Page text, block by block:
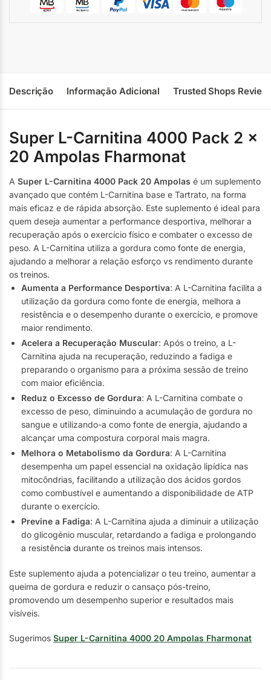
Descrição Informação Adicional Trusted Shops
Super L-Carnitina 4000 Pack 2 x
20 Ampolas Fharmonat
A Super L-Carnitina 4000 Pack 20 Ampolas é um suplemento
avançado que contém L-Carnitina base e Tartrato, na forma
mais eficaz e de rápida absorção. Este suplemento é ideal para
quem deseja aumentar a performance desportiva, melhorar a
recuperação após o exercício físico e combater o excesso de
peso. A L-Carnitina utiliza a gordura como fonte de energia,
ajudando a melhorar a relação esforço vs rendimento durante
os treinos.
Aumenta a Performance Desportiva: A L-Carnitina facilita a
utilização da gordura como fonte de energia, melhora a
resistência e o desempenho durante o exercício, e promove
maior rendimento.
Acelera a Recuperação Muscular: Após o treino, a L-
Carnitina ajuda na recuperação, reduzindo a fadiga e
preparando o organismo para a próxima sessão de treino
com maior eficiência.
Reduz o Excesso de Gordura: A L-Carnitina combate o
excesso de peso, diminuindo a acumulação de gordura no
sangue e utilizando-a como fonte de energia, ajudando a
alcançar uma compostura corporal mais magra.
Melhora o Metabolismo da Gordura: A L-Carnitina
desempenha um papel essencial na oxidação lipídica nas
mitocôndrias, facilitando a utilização dos ácidos gordos
como combustível e aumentando a disponibilidade de ATP
durante o exercício.
Previne a Fadiga: A L-Carnitina ajuda a diminuir a utilização
do glicogénio muscular, retardando a fadiga e prolongando
a resistência durante os treinos mais intensos.
Este suplemento ajuda a potencializar o teu treino, aumentar a
queima de gordura e reduzir o cansaço pós-treino,
promovendo um desempenho superior e resultados mais
visíveis.
Sugerimos Super L-Carnitina 4000 20 Ampolas Fharmonat